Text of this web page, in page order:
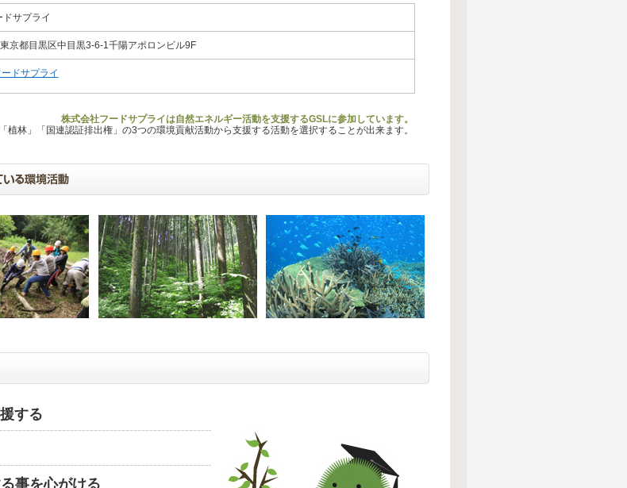
サプライ
京都目黒区中目黒3-6-1千陽アポロンビル9F
ドサプライ
株式会社フードサプライは自然エネルギー活動を支援するGSLに参加しています。
植林」「国連認証排出権」の3つの環境貢献活動から支援する活動を選択することが出来ます。
する
事を心がける